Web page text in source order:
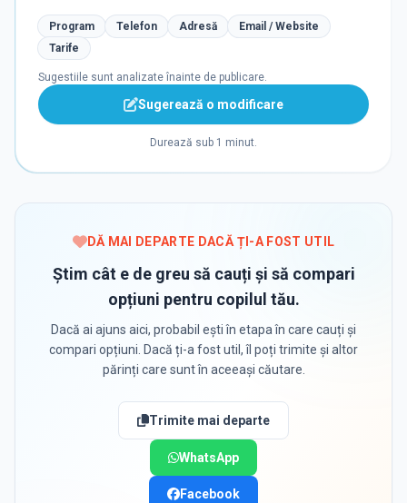
Program Telefon Adresă
Email / Website
Tarife
Sugestiile sunt analizate înainte de publicare.
Sugerează o modificare
Durează sub 1 minut.
DĂ MAI DEPARTE DACĂ ȚI-A FOST UTIL
Știm cât e de greu să cauți și să compari
opțiuni pentru copilul tău.
Dacă ai ajuns aici, probabil ești în etapa în care cauți și
compari opțiuni. Dacă ți-a fost util, îl poți trimite și altor
părinți care sunt în aceeași căutare.
Trimite mai departe
WhatsApp
Facebook